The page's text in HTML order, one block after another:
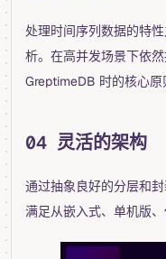
处理时间序列数据的特
析。在高并发场景下依
GreptimeDB 时的核心原
04 灵活的架构
通过抽象良好的分层和
满足从嵌入式、单机版